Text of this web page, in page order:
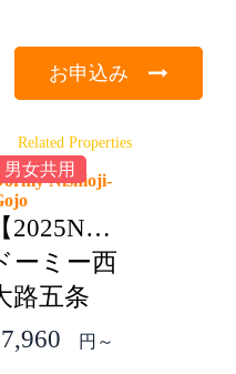
お申込み
Related Properties
男女共用
Nishioji-
【2025NEW】
ーミー西
路五条
円～